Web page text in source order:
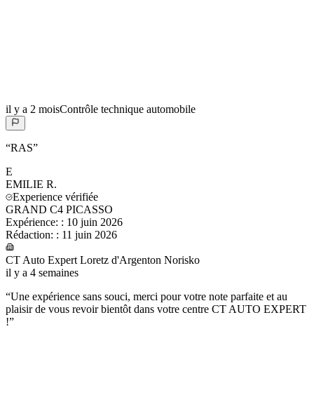
il y a 2 moisContrôle technique automobile
“RAS”
E
EMILIE R.
Experience vérifiée
GRAND C4 PICASSO
Expérience: : 10 juin 2026
Rédaction: : 11 juin 2026
CT Auto Expert Loretz d'Argenton Norisko
il y a 4 semaines
“Une expérience sans souci, merci pour votre note parfaite et au
plaisir de vous revoir bientôt dans votre centre CT AUTO EXPERT
!”